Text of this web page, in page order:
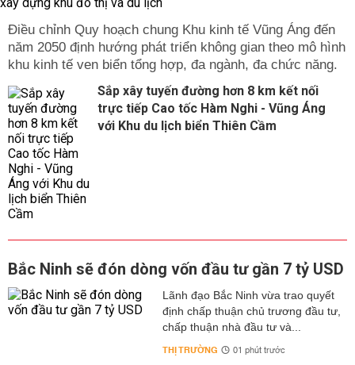
Điều chỉnh Quy hoạch chung Khu kinh tế Vũng Áng đến
năm 2050 định hướng phát triển không gian theo mô hình
khu kinh tế ven biển tổng hợp, đa ngành, đa chức năng.
Sắp xây tuyến đường hơn 8 km kết nối
trực tiếp Cao tốc Hàm Nghi - Vũng Áng
với Khu du lịch biển Thiên Cầm
Bắc Ninh sẽ đón dòng vốn đầu tư gần 7 tỷ USD
Lãnh đạo Bắc Ninh vừa trao quyết
định chấp thuận chủ trương đầu tư,
chấp thuận nhà đầu tư và...
THỊ TRƯỜNG 01 phút trước